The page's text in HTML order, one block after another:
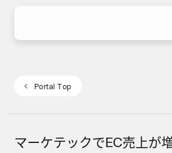
マーケテックでEC売上が
Portal Top